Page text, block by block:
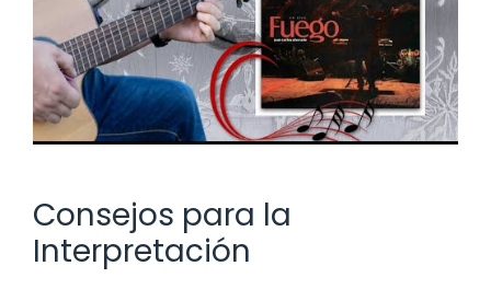
Consejos para la
Interpretación